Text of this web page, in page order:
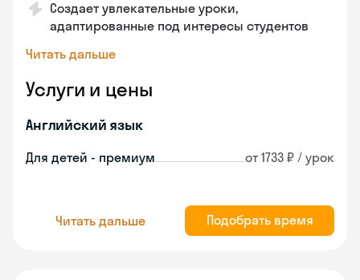
Создает увлекательные уроки,
адаптированные под интересы студентов
Читать дальше
Услуги и цены
Английский язык
Для детей - премиум от 1733 ₽ / урок
Читать дальше Подобрать время